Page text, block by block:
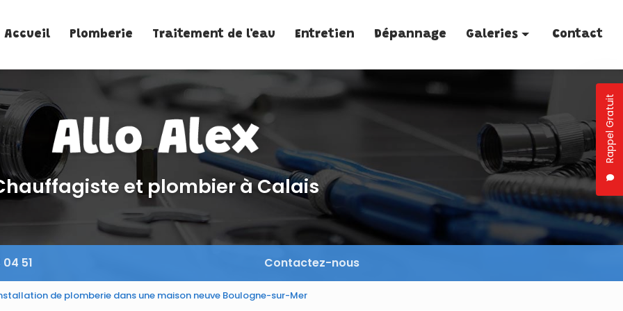
Rappel Gratuit
Accueil Plomberie Traitement de l'eau Entretien Dépannage Galeries
Entretien
Dépannage
Contact
et plombier à Calais
51 Contactez-nous
de plomberie dans une maison neuve Boulogne-sur-Mer